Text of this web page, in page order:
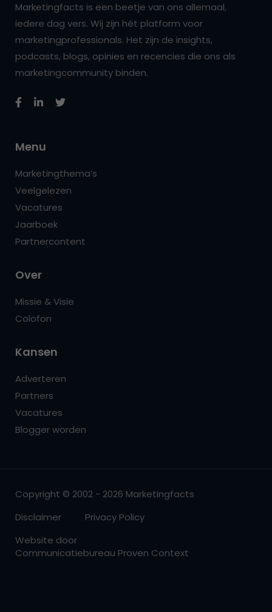
Marketingfacts is een beetje van ons allemaal,
iedere dag vers. Wij zijn hét platform voor
marketingprofessionals. Het zijn de insights,
podcasts, blogs, opinies en recencies die ons als
marketingcommunity binden.
Menu
Marketingthema’s
Veelgelezen
Vacatures
Jaarboek
Partnercontent
Over
Missie & Visie
Colofon
Kansen
Adverteren
Partners
Vacatures
Blogger worden
Copyright © 2002 - 2026 Marketingfacts
Disclaimer
Privacy Policy
Website door
Communicatiebureau Proven Context